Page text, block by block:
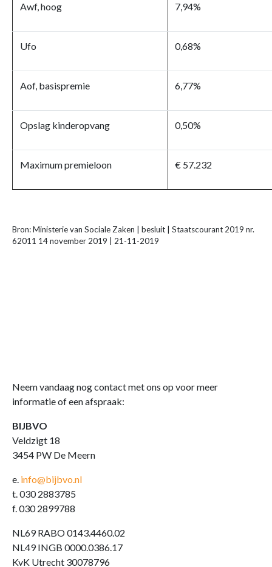
Awf, hoog 7,94%
Ufo 0,68%
Aof, basispremie 6,77%
Opslag kinderopvang 0,50%
Maximum premieloon € 57.232
Bron: Ministerie van Sociale Zaken | besluit | Staatscourant 2019 nr.
62011 14 november 2019 | 21-11-2019
Neem vandaag nog contact met ons op voor meer
informatie of een afspraak:
BIJBVO
Veldzigt 18
3454 PW De Meern
e. info@bijbvo.nl
t. 030 2883785
f. 030 2899788
NL69 RABO 0143.4460.02
NL49 INGB 0000.0386.17
KvK Utrecht 30078796